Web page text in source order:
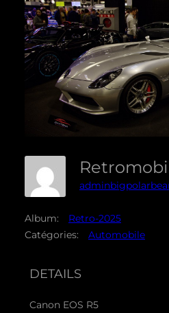
Album:
Retro-2025
Catégories:
Automobile
DETAILS
Canon EOS R5